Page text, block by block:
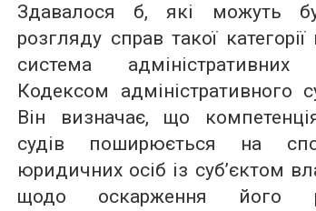
Здавалося б, які можуть
розгляду справ такої
система
Кодексом адміністративного
Він визначає, що
судів поширюється на
юридичних осіб із суб’єктом
щодо оскарження його